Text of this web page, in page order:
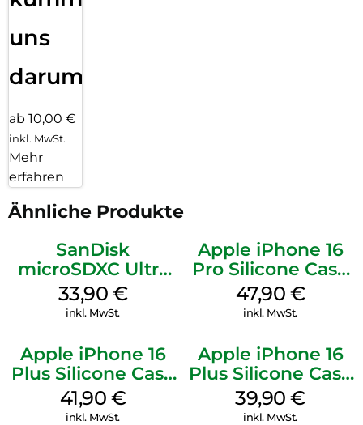
uns
darum!
ab 10,00 €
inkl. MwSt.
Mehr
erfahren
Ähnliche Produkte
SanDisk
microSDXC Ultra
128 GB + Adapter
Mobile
33,90 €
inkl. MwSt.
Apple iPhone 16
Pro Silicone Case
MagSafe Denim
47,90 €
inkl. MwSt.
Apple iPhone 16
Plus Silicone Case
MagSafe Stone
Gray
41,90 €
inkl. MwSt.
Apple iPhone 16
Plus Silicone Case
MagSafe Plum
39,90€
inkl. MwSt.